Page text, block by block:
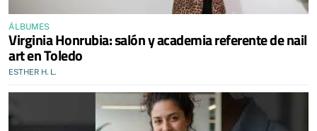
ÁLBUMES
Virginia Honrubia: salón y academia referente de nail
art en Toledo
ESTHER H. L.